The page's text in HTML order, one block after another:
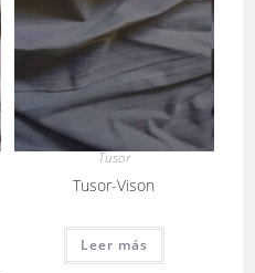
Tusor
Tusor-Vison
Leer más